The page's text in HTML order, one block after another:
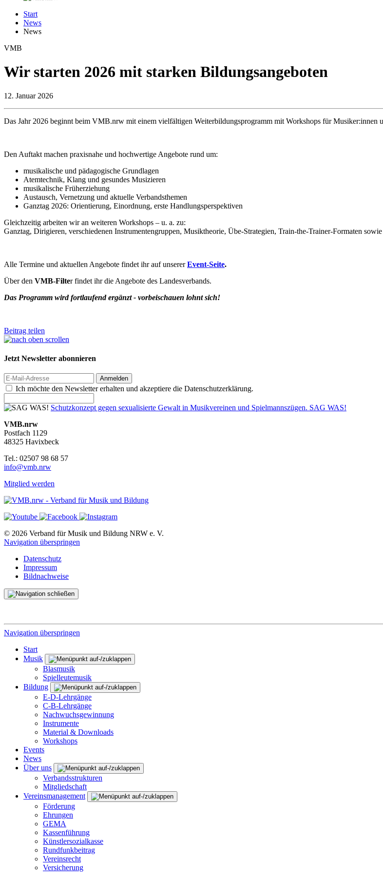
Start
News
News
VMB
Wir starten 2026 mit starken Bildungsangeboten
12. Januar 2026
Das Jahr 2026 beginnt beim VMB.nrw mit einem vielfältigen Weiterbildungsprogramm mit Workshops für Musiker:innen
Den Auftakt machen praxisnahe und hochwertige Angebote rund um:
musikalische und pädagogische Grundlagen
Atemtechnik, Klang und gesundes Musizieren
musikalische Früherziehung
Austausch, Vernetzung und aktuelle Verbandsthemen
Ganztag 2026: Orientierung, Einordnung, erste Handlungsperspektiven
Gleichzeitig arbeiten wir an weiteren Workshops – u. a. zu:
Ganztag, Dirigieren, verschiedenen Instrumentengruppen, Musiktheorie, Übe-Strategien, Train-the-Trainer-Formaten
Alle Termine und aktuellen Angebote findet ihr auf unsererEvent-Seite.
Über den VMB-Filter findet ihr die Angebote des Landesverbands.
Das Programm wird fortlaufend ergänzt - vorbeischauen lohnt sich!
Beitrag teilen
Jetzt Newsletter abonnieren
Anmelden
Ich möchte den Newsletter erhalten und akzeptiere die Datenschutzerklärung.
Schutzkonzept gegen sexualisierte Gewalt in Musikvereinen und Spielmannszügen. SAG WAS!
VMB.nrw
Postfach 1129
48325 Havixbeck
Tel.: 02507 98 68 57
info@vmb.nrw
Mitglied werden
© 2026 Verband für Musik und Bildung NRW e. V.
Navigation überspringen
Datenschutz
Impressum
Bildnachweise
Navigation überspringen
Start
Musik
Blasmusik
Spielleutemusik
Bildung
E-D-Lehrgänge
C-B-Lehrgänge
Nachwuchsgewinnung
Instrumente
Material & Downloads
Workshops
Events
News
Über uns
Verbandsstrukturen
Mitgliedschaft
Vereinsmanagement
Förderung
Ehrungen
GEMA
Kassenführung
Künstlersozialkasse
Rundfunkbeitrag
Vereinsrecht
Versicherung